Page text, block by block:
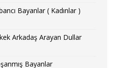
Bayanlar ( Kadınlar )
Arkadaş Arayan Dullar
Bayanlar